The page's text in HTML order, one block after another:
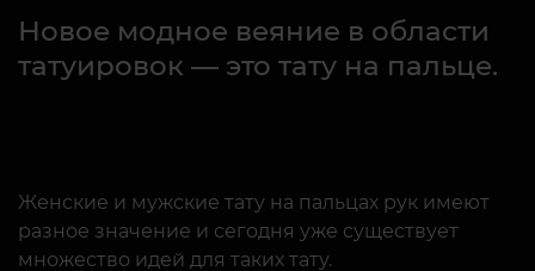
Новое модное веяние в области
татуировок — это тату на пальце.
Женские и мужские тату на пальцах рук имеют
разное значение и сегодня уже существует
множество идей для таких тату.